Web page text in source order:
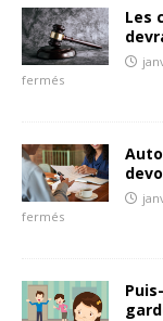
Les
fermés
fermés